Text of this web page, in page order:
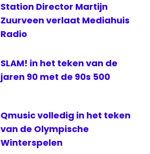
Station Director Martijn
Zuurveen verlaat Mediahuis
Radio
SLAM! in het teken van de
jaren 90 met de 90s 500
Qmusic volledig in het teken
van de Olympische
Winterspelen